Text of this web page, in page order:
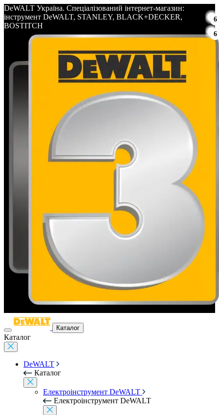
DeWALT Україна. Спеціалізований інтернет-магазин:
інструмент DeWALT, STANLEY, BLACK+DECKER,
BOSTITCH
Каталог
Каталог
DeWALT
Каталог
Електроінструмент DeWALT
Електроінструмент DeWALT
6
6